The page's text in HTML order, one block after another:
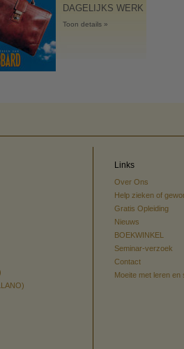
DAGELIJKS WERK
Toon details »
Links
Over Ons
Help zieken of
Gratis Opleiding
Nieuws
BOEKWINKEL
Seminar-verzoek
Contact
Moeite met leren en